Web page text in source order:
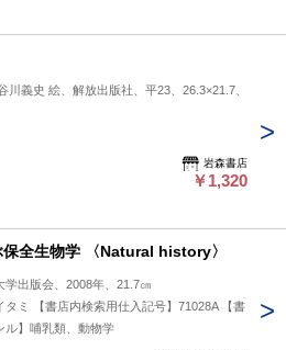
義史 絵、解放出版社、平23、26.3×21.7、
岩森書店
￥1,320
全生物学 〈Natural history〉
学出版会、2008年、21.7㎝
タミ 【書店内検索用仕入記号】71028A 【書
ル】哺乳類、動物学